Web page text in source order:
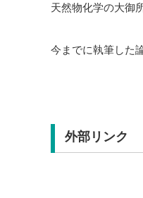
天然物化学の大御
今までに執筆した
外部リンク